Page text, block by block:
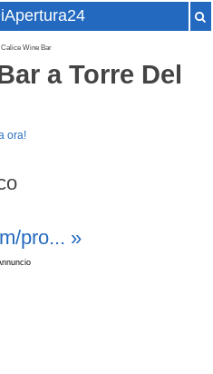
Calice Wine Bar
a Torre Del
ora!
pro... »